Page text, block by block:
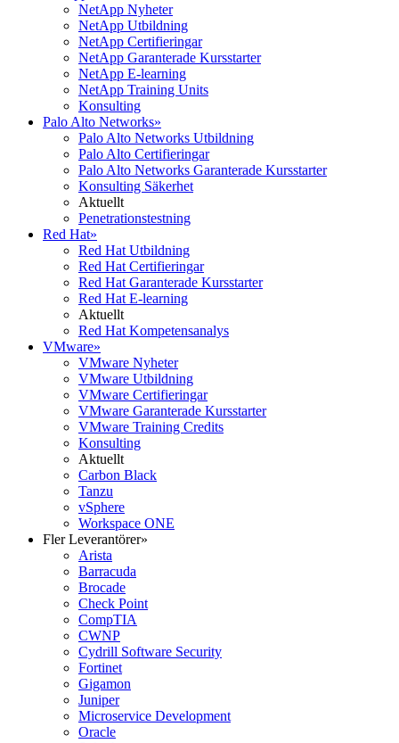
NetApp Nyheter
NetApp Utbildning
NetApp Certifieringar
NetApp Garanterade Kursstarter
NetApp E-learning
NetApp Training Units
Konsulting
Palo Alto Networks»
Palo Alto Networks Utbildning
Palo Alto Certifieringar
Palo Alto Networks Garanterade Kursstarter
Konsulting Säkerhet
Aktuellt
Penetrationstestning
Red Hat»
Red Hat Utbildning
Red Hat Certifieringar
Red Hat Garanterade Kursstarter
Red Hat E-learning
Aktuellt
Red Hat Kompetensanalys
VMware»
VMware Nyheter
VMware Utbildning
VMware Certifieringar
VMware Garanterade Kursstarter
VMware Training Credits
Konsulting
Aktuellt
Carbon Black
Tanzu
vSphere
Workspace ONE
Fler Leverantörer»
Arista
Barracuda
Brocade
Check Point
CompTIA
CWNP
Cydrill Software Security
Fortinet
Gigamon
Juniper
Microservice Development
Oracle